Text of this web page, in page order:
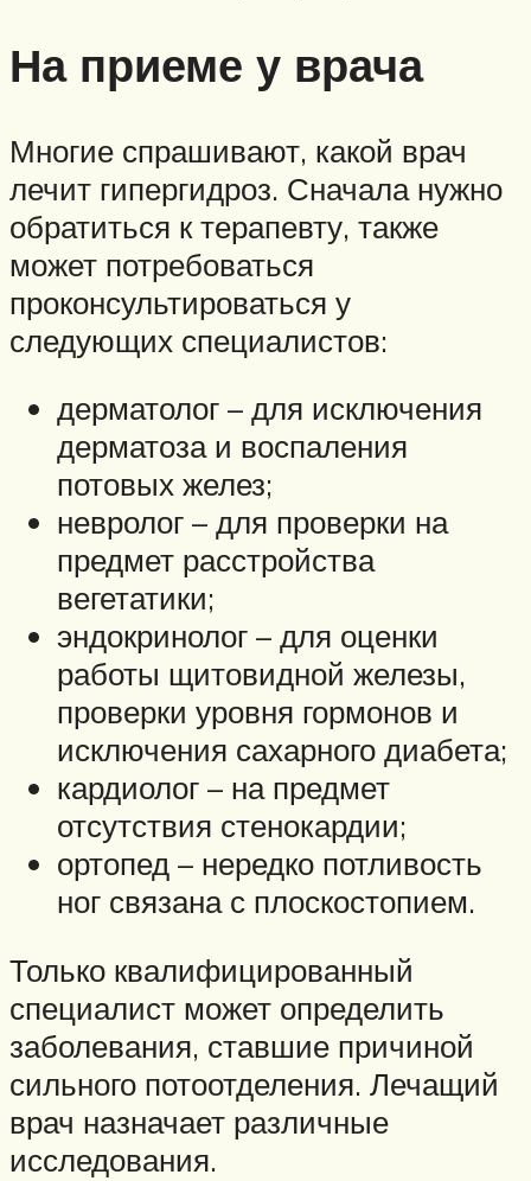
На приеме у врача
Многие спрашивают, какой врач
лечит гипергидроз. Сначала нужно
обратиться к терапевту, также
может потребоваться
проконсультироваться у
следующих специалистов:
дерматолог – для исключения
дерматоза и воспаления
потовых желез;
невролог – для проверки на
предмет расстройства
вегетатики;
эндокринолог – для оценки
работы щитовидной железы,
проверки уровня гормонов и
исключения сахарного диабета;
кардиолог – на предмет
отсутствия стенокардии;
ортопед – нередко потливость
ног связана с плоскостопием.
Только квалифицированный
специалист может определить
заболевания, ставшие причиной
сильного потоотделения. Лечащий
врач назначает различные
исследования.